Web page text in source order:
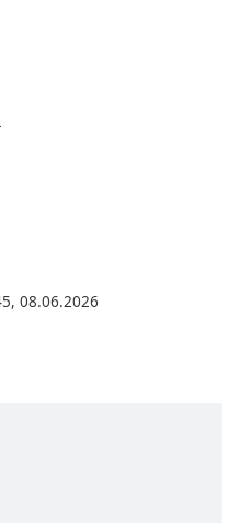
, 08.06.2026